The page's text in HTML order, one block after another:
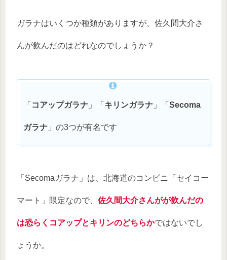
ガラナはいくつか種類がありますが、佐久間大介さ
んが飲んだのはどれなのでしょうか？
「 コアップガラナ 」「 キリンガラナ 」「 Secoma
ガラナ 」の3つが有名です
「Secomaガラナ」は、北海道のコンビニ「セイコー
マート」限定なので、 佐久間大介さんがが飲んだの
は恐らくコアップとキリンのどちらかではないでし
ょうか。